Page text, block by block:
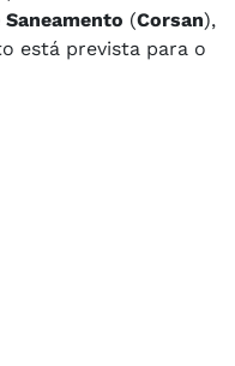
(Corsan),
está prevista para o